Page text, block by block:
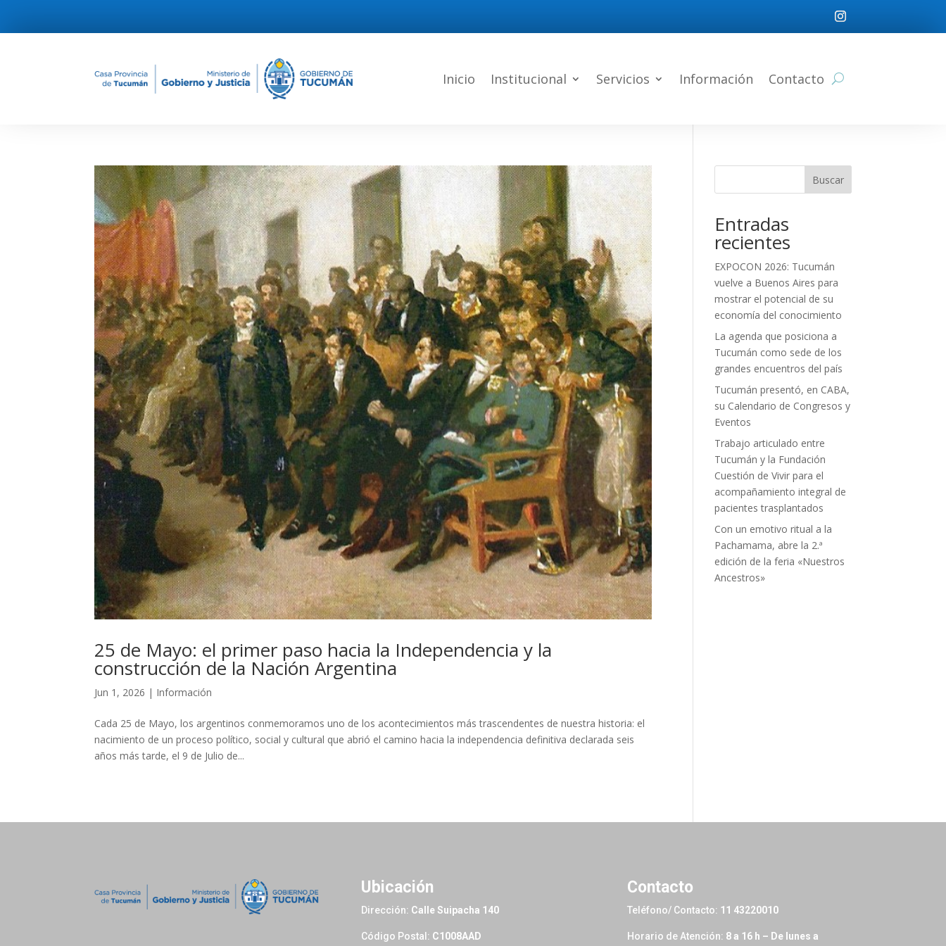
Inicio Institucional Servicios Información Contacto
25 de Mayo: el primer paso hacia la Independencia y la
construcción de la Nación Argentina
Jun 1, 2026 | Información
Cada 25 de Mayo, los argentinos conmemoramos uno de los acontecimientos más trascendentes de nuestra historia: el
nacimiento de un proceso político, social y cultural que abrió el camino hacia la independencia definitiva declarada seis
años más tarde, el 9 de Julio de...
Buscar
Entradas
recientes
EXPOCON 2026: Tucumán
vuelve a Buenos Aires para
mostrar el potencial de su
economía del conocimiento
La agenda que posiciona a
Tucumán como sede de los
grandes encuentros del país
Tucumán presentó, en CABA,
su Calendario de Congresos y
Eventos
Trabajo articulado entre
Tucumán y la Fundación
Cuestión de Vivir para el
acompañamiento integral de
pacientes trasplantados
Con un emotivo ritual a la
Pachamama, abre la 2.ª
edición de la feria «Nuestros
Ancestros»
Ubicación
Dirección: Calle Suipacha 140
Código Postal: C1008AAD
Contacto
Teléfono/ Contacto: 11 43220010
Horario de Atención: 8 a 16 h – De lunes a